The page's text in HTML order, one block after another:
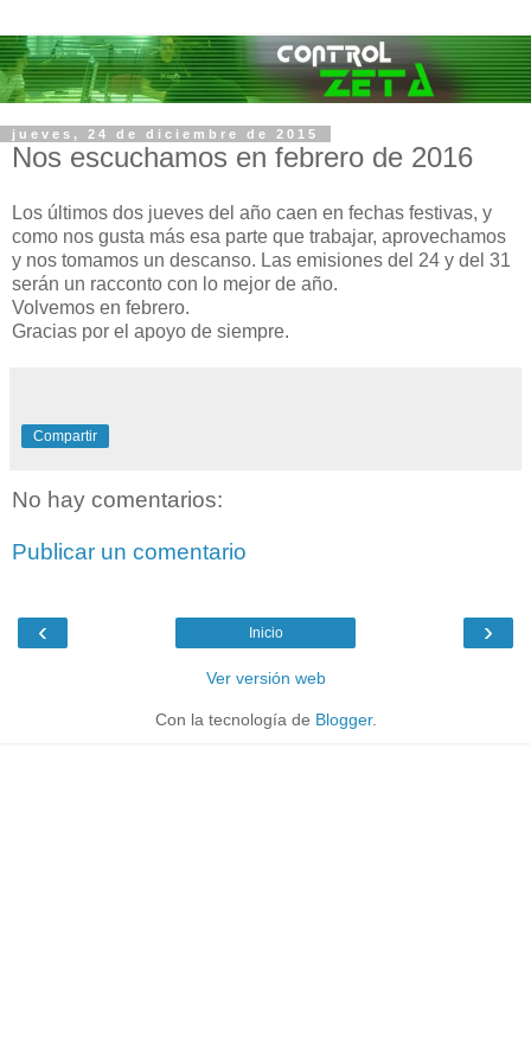
jueves, 24 de diciembre de 2015
Nos escuchamos en febrero de 2016
Los últimos dos jueves del año caen en fechas festivas, y
como nos gusta más esa parte que trabajar, aprovechamos
y nos tomamos un descanso. Las emisiones del 24 y del 31
serán un racconto con lo mejor de año.
Volvemos en febrero.
Gracias por el apoyo de siempre.
Compartir
No hay comentarios:
Publicar un comentario
‹ ›
Inicio
Ver versión web
Con la tecnología de Blogger.